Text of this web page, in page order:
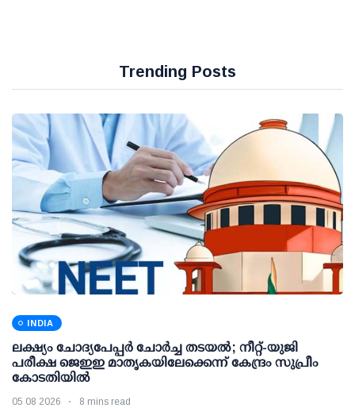
Trending Posts
INDIA
ലക്ഷ്യം ചോദ്യപേപ്പര്‍ ചോര്‍ച്ച തടയല്‍; നീറ്റ്-യുജി
പരീക്ഷ ജെഇഇ മാതൃകയിലേക്കെന്ന് കേന്ദ്രം സുപ്രീം
കോടതിയില്‍
05 08 2026 8 mins read